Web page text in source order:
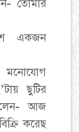
তোমার
একজন
মনোযোগ
ছুটির
আজ
করেছ